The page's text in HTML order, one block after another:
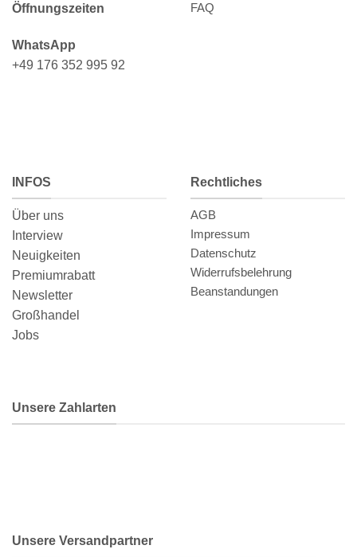
Öffnungszeiten
WhatsApp
+49 176 352 995 92
FAQ
INFOS
Über uns
Interview
Neuigkeiten
Premiumrabatt
Newsletter
Großhandel
Jobs
Rechtliches
AGB
Impressum
Datenschutz
Widerrufsbelehrung
Beanstandungen
Unsere Zahlarten
Unsere Versandpartner